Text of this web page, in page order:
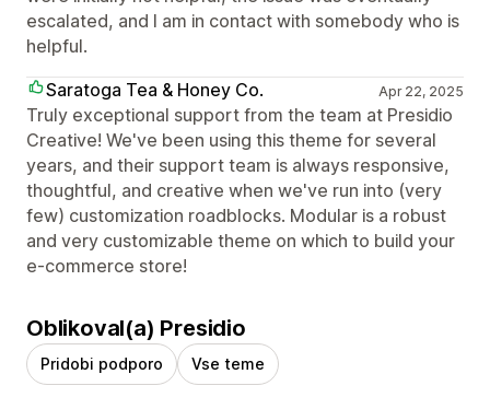
escalated, and I am in contact with somebody who is
helpful.
Saratoga Tea & Honey Co.
Apr 22, 2025
Truly exceptional support from the team at Presidio
Creative! We've been using this theme for several
years, and their support team is always responsive,
thoughtful, and creative when we've run into (very
few) customization roadblocks. Modular is a robust
and very customizable theme on which to build your
e-commerce store!
Oblikoval(a) Presidio
Pridobi podporo Vse teme